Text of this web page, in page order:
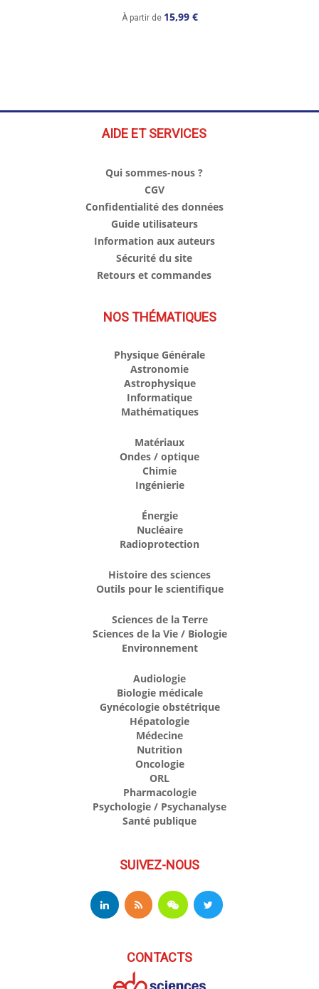
À partir de 15,99 €
AIDE ET SERVICES
Qui sommes-nous ?
CGV
Confidentialité des données
Guide utilisateurs
Information aux auteurs
Sécurité du site
Retours et commandes
NOS THÉMATIQUES
Physique Générale
Astronomie
Astrophysique
Informatique
Mathématiques
Matériaux
Ondes / optique
Chimie
Ingénierie
Énergie
Nucléaire
Radioprotection
Histoire des sciences
Outils pour le scientifique
Sciences de la Terre
Sciences de la Vie / Biologie
Environnement
Audiologie
Biologie médicale
Gynécologie obstétrique
Hépatologie
Médecine
Nutrition
Oncologie
ORL
Pharmacologie
Psychologie / Psychanalyse
Santé publique
SUIVEZ-NOUS
CONTACTS